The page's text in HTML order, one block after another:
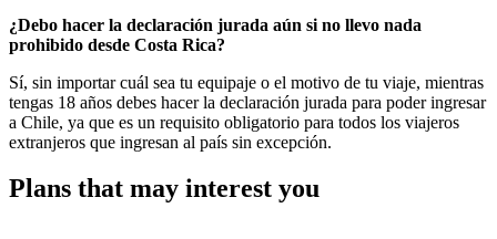
¿Debo hacer la declaración jurada aún si no llevo nada
prohibido desde Costa Rica?
Sí, sin importar cuál sea tu equipaje o el motivo de tu viaje, mientras
tengas 18 años debes hacer la declaración jurada para poder ingresar
a Chile, ya que es un requisito obligatorio para todos los viajeros
extranjeros que ingresan al país sin excepción.
Plans that may interest you